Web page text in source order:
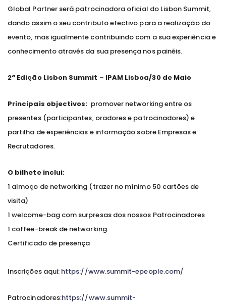
Global Partner será patrocinadora oficial do Lisbon Summit,
dando assim o seu contributo efectivo para a realização do
evento, mas igualmente contribuindo com a sua experiência e
conhecimento através da sua presença nos painéis.
2ª Edição Lisbon Summit – IPAM Lisboa/30 de Maio
Principais objectivos: promover networking entre os
presentes (participantes, oradores e patrocinadores) e
partilha de experiências e informação sobre Empresas e
Recrutadores.
O bilhete inclui:
1 almoço de networking (trazer no mínimo 50 cartões de
visita)
1 welcome-bag com surpresas dos nossos Patrocinadores
1 coffee-break de networking
Certificado de presença
Inscrições aqui: https://www.summit-epeople.com/
Patrocinadores:https://www.summit-